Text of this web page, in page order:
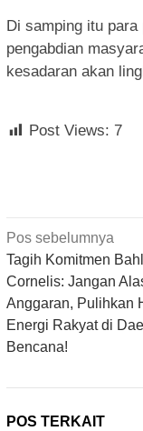
Di samping itu
pengabdian
kesadaran akan
Post Views: 7
Navigasi
pos
Pos sebelumnya
Tagih Komitmen
Cornelis: Jangan
Anggaran, Pulihkan
Energi Rakyat di
Bencana!
POS TERKAIT